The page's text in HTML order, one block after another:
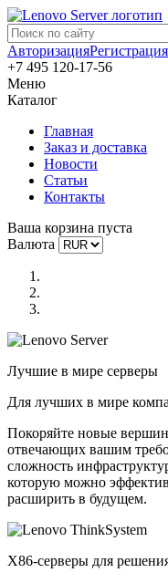
АвторизацияРегистрация
+7 495 120-17-56
Меню
Каталог
Главная
Заказ и доставка
Новости
Статьи
Контакты
Ваша корзина пуста
Валюта
Лучшие в мире серверы
Для лучших в мире
Покоряйте новые
отвечающих вашим
сложность
которую можно
расширить в будущем.
X86-серверы для